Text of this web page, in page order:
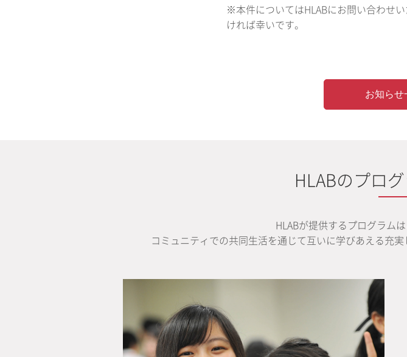
※本件についてはHLABにお問い合わせ
ければ幸いです。
お知らせ
HLABのプロ
HLABが提供するプログラム
コミュニティでの共同生活を通じて互いに学びあえる充